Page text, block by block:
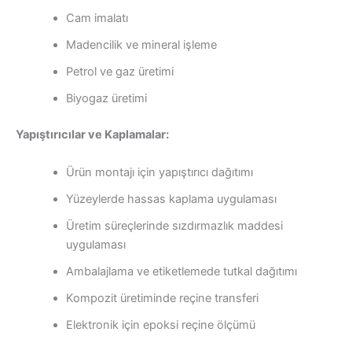
Cam imalatı
Madencilik ve mineral işleme
Petrol ve gaz üretimi
Biyogaz üretimi
Yapıştırıcılar ve Kaplamalar:
Ürün montajı için yapıştırıcı dağıtımı
Yüzeylerde hassas kaplama uygulaması
Üretim süreçlerinde sızdırmazlık maddesi
uygulaması
Ambalajlama ve etiketlemede tutkal dağıtımı
Kompozit üretiminde reçine transferi
Elektronik için epoksi reçine ölçümü